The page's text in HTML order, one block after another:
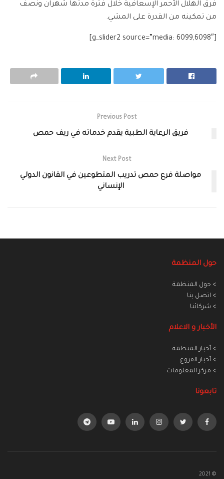
فرق الهلال الأحمر الإسعافية خلال فترة مدتها شهران ونصف
من تمكينه من القدرة على المشي.
[g_slider2 source=”media: 6099,6098″]
Previous Post
فريق الرعاية الطبية يقدم خدماته في ريف حمص
Next Post
مواصلة فرع حمص تدريب المتطوعين في القانون الدولي
الإنساني
حول المنظمة
> حول المنظمة
> اتصل بنا
> شركائنا
الأخبار و الاعلام
> أخبار المنطمة
> أخبار الفروع
> مركز المعلومات
تابعونا
© 2021